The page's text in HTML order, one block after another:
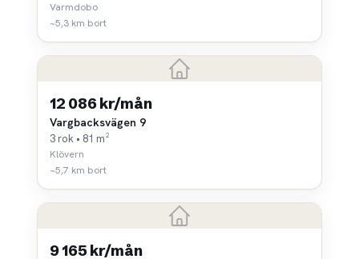
Varmdobo
~5,3 km bort
12 086 kr/mån
Vargbacksvägen 9
3 rok • 81 m²
Klövern
~5,7 km bort
9 165 kr/mån